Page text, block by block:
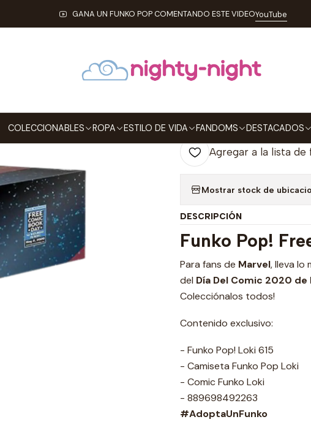
COLECCIONABLES ROPA ESTILO DE VIDA FANDOMS DESTACADOS
GANA UN FUNKO POP COMENTANDO ESTE VIDEOYouTube
COLECCIONABLES FUNKO Pop! Marvel Funko Pop Marvel Free Comic
Funko Pop
Loki
Cantidad
Agregar a la lista de
Mostrar stock de
DESCRIPCIÓN
Funko Pop!
Para fans de Marvel, lleva lo
del Día Del Comic 2020 de
Colecciónalos todos!
Contenido exclusivo:
- Funko Pop! Loki 615
- Camiseta Funko Pop Loki
- Comic Funko Loki
- 889698492263
#AdoptaUnFunko